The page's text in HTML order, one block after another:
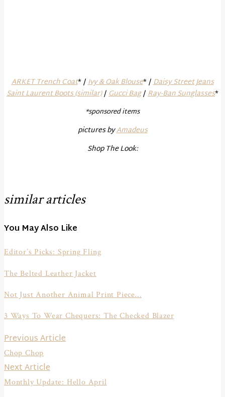
ARKET Trench Coat* /Ivy & Oak Blouse* /Daisy Street Jeans
Saint Laurent Boots (similar)/Gucci Bag/Ray-Ban Sunglasses*
*sponsored items
pictures byAmadeus
Shop The Look:
similar articles
You May Also Like
Editor’s Picks: Spring Fling
The Belted Leather Jacket
Not Just Another Animal Print Piece…
3 Ways To Wear Chequers: The Checked Blazer
Beitragsnavigation
Previous ArticlePrevious
Chop Chop
Next ArticleNext
post:
Monthly Update: Hello April